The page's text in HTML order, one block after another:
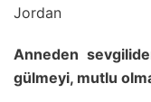
Jordan
Anneden
gülmeyi, mutlu